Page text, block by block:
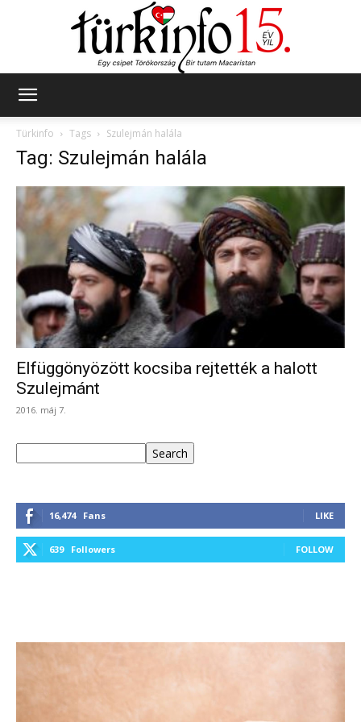
Türkinfo
Tags Szulejmán halála
Tag: Szulejmán halála
Elfüggönyözött kocsiba rejtették a halott
Szulejmánt
2016. máj 7.
Search
16,474 Fans LIKE
639 Followers FOLLOW